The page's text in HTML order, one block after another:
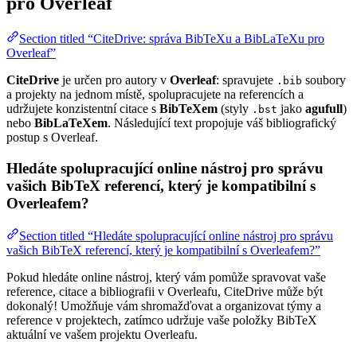
Section titled “CiteDrive: správa BibTeXu a BibLaTeXu pro
Overleaf”
CiteDrive je určen pro autory v Overleaf: spravujete .bib soubory
a projekty na jednom místě, spolupracujete na referencích a
udržujete konzistentní citace s BibTeXem (styly .bst jako agufull)
nebo BibLaTeXem. Následující text propojuje váš bibliografický
postup s Overleaf.
Hledáte spolupracující online nástroj pro správu
vašich BibTeX referencí, který je kompatibilní s
Overleafem?
Section titled “Hledáte spolupracující online nástroj pro správu
vašich BibTeX referencí, který je kompatibilní s Overleafem?”
Pokud hledáte online nástroj, který vám pomůže spravovat vaše
reference, citace a bibliografii v Overleafu, CiteDrive může být
dokonalý! Umožňuje vám shromažďovat a organizovat týmy a
reference v projektech, zatímco udržuje vaše položky BibTeX
aktuální ve vašem projektu Overleafu.